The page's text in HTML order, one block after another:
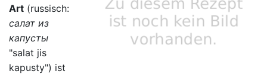
Art (russisch:
салат из
капусты
"salat jis
kapusty") ist